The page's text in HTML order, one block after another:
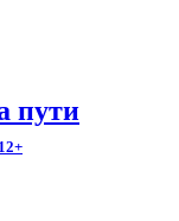
пути
12+